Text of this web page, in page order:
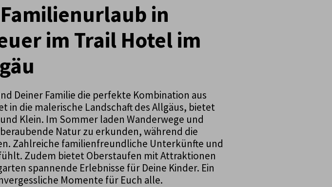
in
im Trail Hotel im
Deiner Familie die perfekte Kombination aus
die malerische Landschaft des Allgäus, bietet
Klein. Im Sommer laden Wanderwege und
Natur zu erkunden, während die
Zahlreiche familienfreundliche Unterkünfte und
Zudem bietet Oberstaufen mit Attraktionen
spannende Erlebnisse für Deine Kinder. Ein
Momente für Euch alle.